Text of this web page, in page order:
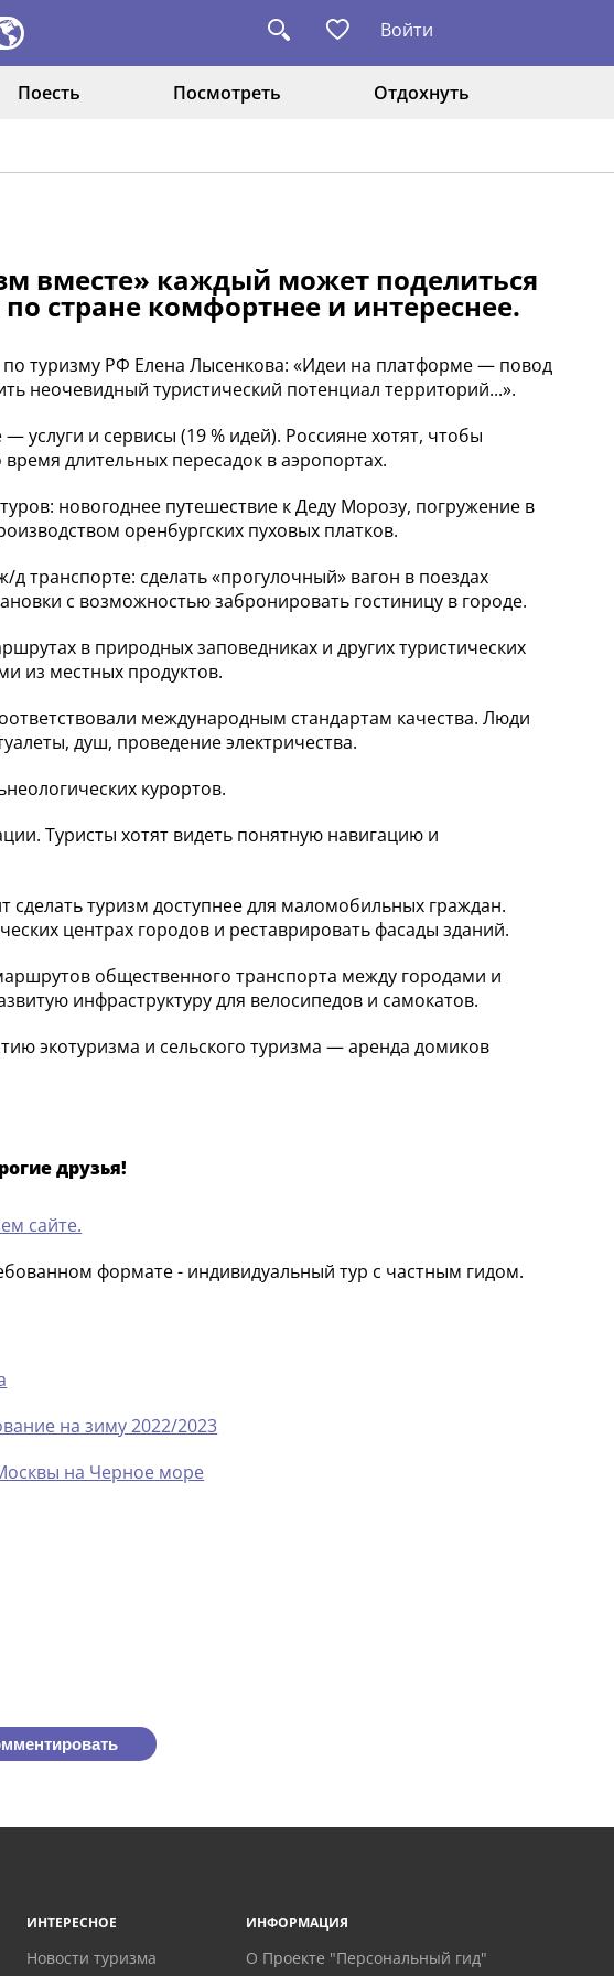
Войти
Поесть Посмотреть Отдохнуть
вместе» каждый может поделиться
стране комфортнее и интереснее.
по туризму РФ Елена Лысенкова: «Идеи на платформе — повод
неочевидный туристический потенциал территорий...».
и сервисы (19 % идей). Россияне хотят, чтобы
длительных пересадок в аэропортах.
новогоднее путешествие к Деду Морозу, погружение в
оренбургских пуховых платков.
транспорте: сделать «прогулочный» вагон в поездах
с возможностью забронировать гостиницу в городе.
в природных заповедниках и других туристических
из местных продуктов.
международным стандартам качества. Люди
душ, проведение электричества.
курортов.
Туристы хотят видеть понятную навигацию и
туризм доступнее для маломобильных граждан.
центрах городов и реставрировать фасады зданий.
общественного транспорта между городами и
инфраструктуру для велосипедов и самокатов.
экотуризма и сельского туризма — аренда домиков
друзья!
сайте.
формате - индивидуальный тур с частным гидом.
на зиму 2022/2023
на Черное море
ИНТЕРЕСНОЕ
Новости туризма
ИНФОРМАЦИЯ
О Проекте "Персональный гид"